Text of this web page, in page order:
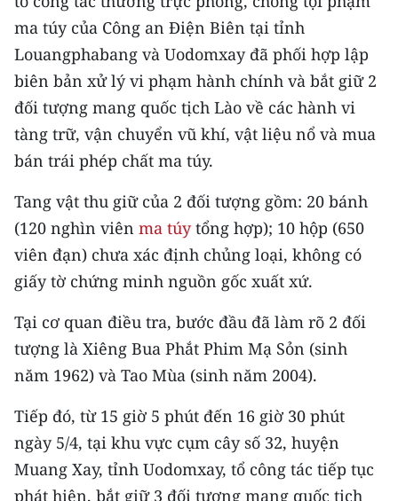
RADIO
MEDIA CENTER
E-Magazine
Video
Media Kinh tế
Media Văn hóa
Media Xã hội
Media Pháp luật
Media Du lịch
Media Thế giới
Media Thể thao
Media Giáo dục
ma túy của Công an Điện Biên tại tỉnh
Louangphabang và Uodomxay đã phối hợp lập
biên bản xử lý vi phạm hành chính và bắt giữ 2
đối tượng mang quốc tịch Lào về các hành vi
tàng trữ, vận chuyển vũ khí, vật liệu nổ và mua
bán trái phép chất ma túy.
Tang vật thu giữ của 2 đối tượng gồm: 20 bánh
(120 nghìn viên ma túytổng hợp); 10 hộp (650
viên đạn) chưa xác định chủng loại, không có
giấy tờ chứng minh nguồn gốc xuất xứ.
Tại cơ quan điều tra, bước đầu đã làm rõ 2 đối
tượng là Xiêng Bua Phắt Phim Mạ Sỏn (sinh
năm 1962) và Tao Mùa (sinh năm 2004).
Tiếp đó, từ 15 giờ 5 phút đến 16 giờ 30 phút
ngày 5/4, tại khu vực cụm cây số 32, huyện
Muang Xay, tỉnh Uodomxay, tổ công tác tiếp tục
phát hiện, bắt giữ 3 đối tượng mang quốc tịch